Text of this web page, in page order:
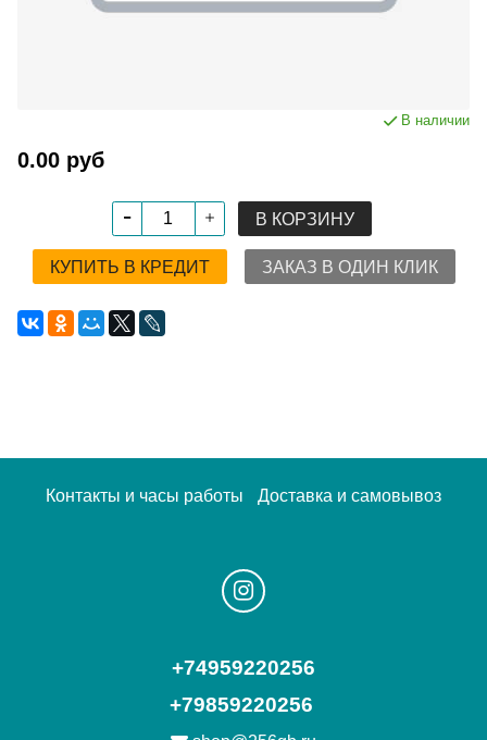
В наличии
0.00 руб
В КОРЗИНУ
КУПИТЬ В КРЕДИТ ЗАКАЗ В ОДИН КЛИК
Контакты и часы работы Доставка и самовывоз
+74959220256
+79859220256